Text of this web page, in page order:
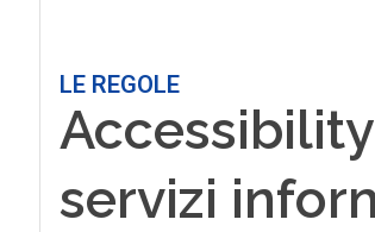
LE REGOLE
servizi